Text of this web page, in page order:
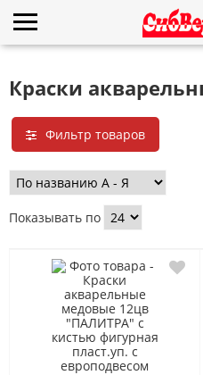
Краски
Фильтр товаров
Показывать по